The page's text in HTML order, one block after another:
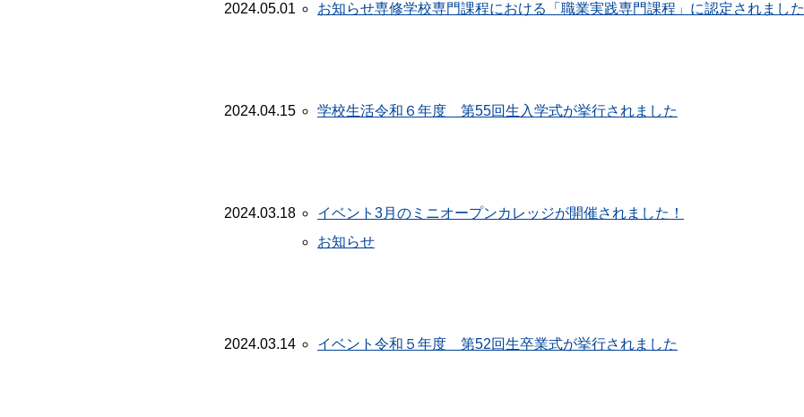
2024.05.01 お知らせ専修学校専門課程における「職業実践専門課程」に認定されました
2024.04.15 学校生活令和６年度 第55回生入学式が挙行されました
2024.03.18
イベント
お知らせ
3月のミニオープンカレッジが開催されました！
2024.03.14 イベント 令和５年度 第52回生卒業式が挙行されました